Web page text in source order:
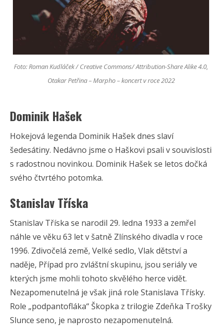
Foto: Roman Kudláček / Creative Commons/ Attribution-Share Alike 4.0,
Otakar Petřina – Marpho – koncert v roce 2022
Dominik Hašek
Hokejová legenda Dominik Hašek dnes slaví
šedesátiny. Nedávno jsme o Haškovi psali v souvislosti
s radostnou novinkou. Dominik Hašek se letos dočká
svého čtvrtého potomka.
Stanislav Tříska
Stanislav Tříska se narodil 29. ledna 1933 a zemřel
náhle ve věku 63 let v šatně Zlínského divadla v roce
1996. Zdivočelá země, Velké sedlo, Vlak dětství a
naděje, Případ pro zvláštní skupinu, jsou seriály ve
kterých jsme mohli tohoto skvělého herce vidět.
Nezapomenutelná je však jiná role Stanislava Třísky.
Role „podpantofláka“ Škopka z trilogie Zdeňka Trošky
Slunce seno, je naprosto nezapomenutelná.